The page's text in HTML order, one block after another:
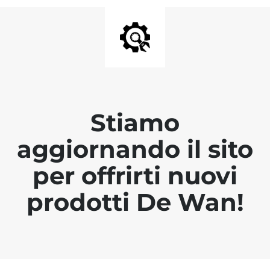
Stiamo
aggiornando il sito
per offrirti nuovi
prodotti De Wan!